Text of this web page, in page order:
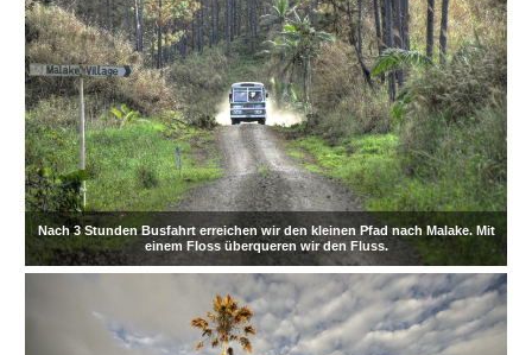
Nach 3 Stunden Busfahrt erreichen wir den kleinen Pfad nach Malake. Mit
einem Floss überqueren wir den Fluss.